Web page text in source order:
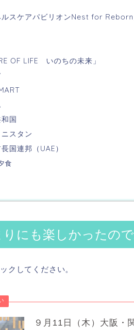
ルスケアパビリオンNest for Reborn
OF LIFE いのちの未来」
国
ニスタン
国連邦（UAE）
食
にも楽しかったの
クしてください。
９月11日（木）大阪・